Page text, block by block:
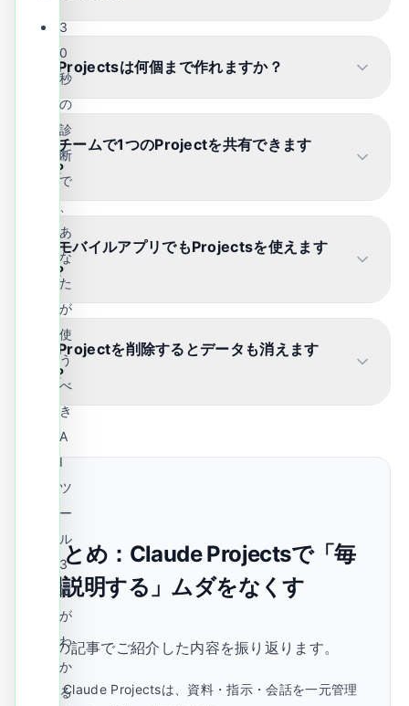
Projectsは何個まで作れますか？
チームで1つのProjectを共有できます
？
モバイルアプリでもProjectsを使えます
？
Projectを削除するとデータも消えます
？
まとめ ： Claude Projectsで「毎
回説明する」ムダをなくす
この記事でご紹介した内容を振り返ります。
Claude Projectsは、資料・指示・会話を一元管理
3
0
秒
の
診
断
で
、
あ
な
た
が
使
う
べ
き
A
I
ツ
ー
ル
3
選
が
わ
か
る